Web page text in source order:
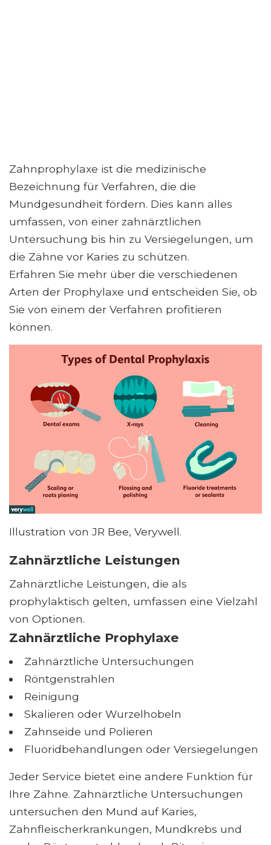
Zahnprophylaxe ist die medizinische
Bezeichnung für Verfahren, die die
Mundgesundheit fördern. Dies kann alles
umfassen, von einer zahnärztlichen
Untersuchung bis hin zu Versiegelungen, um
die Zähne vor Karies zu schützen.
Erfahren Sie mehr über die verschiedenen
Arten der Prophylaxe und entscheiden Sie, ob
Sie von einem der Verfahren profitieren
können.
Illustration von JR Bee, Verywell.
Zahnärztliche Leistungen
Zahnärztliche Leistungen, die als
prophylaktisch gelten, umfassen eine Vielzahl
von Optionen.
Zahnärztliche Prophylaxe
Zahnärztliche Untersuchungen
Röntgenstrahlen
Reinigung
Skalieren oder Wurzelhobeln
Zahnseide und Polieren
Fluoridbehandlungen oder Versiegelungen
Jeder Service bietet eine andere Funktion für
Ihre Zähne. Zahnärztliche Untersuchungen
untersuchen den Mund auf Karies,
Zahnfleischerkrankungen, Mundkrebs und